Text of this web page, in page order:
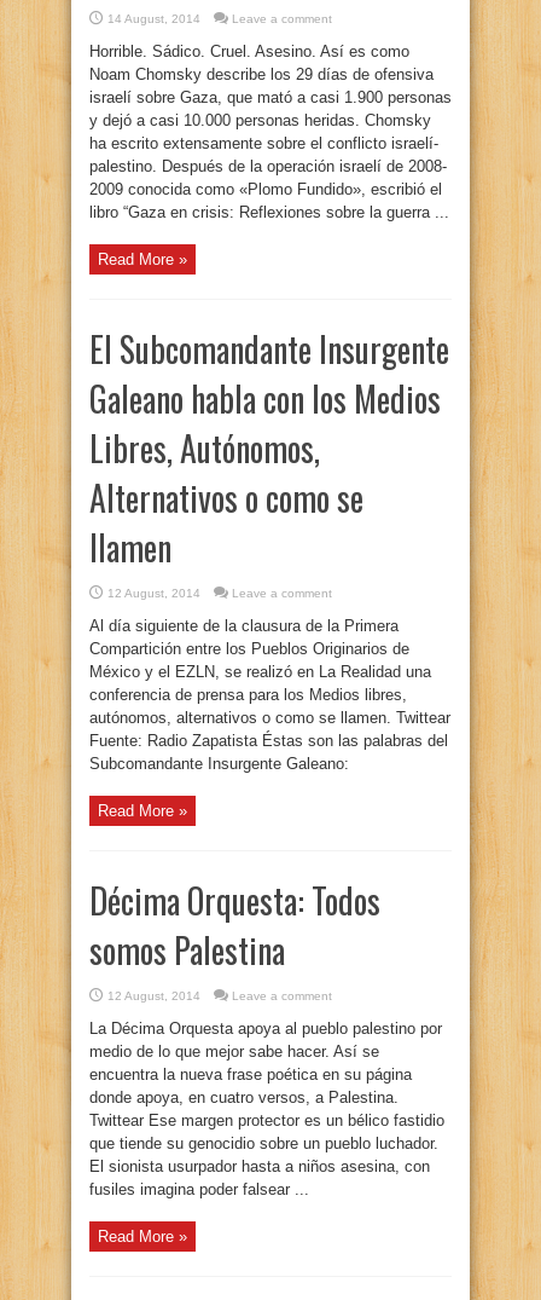
14 August, 2014 Leave a comment
Horrible. Sádico. Cruel. Asesino. Así es como
Noam Chomsky describe los 29 días de ofensiva
israelí sobre Gaza, que mató a casi 1.900 personas
y dejó a casi 10.000 personas heridas. Chomsky
ha escrito extensamente sobre el conflicto israelí-
palestino. Después de la operación israelí de 2008-
2009 conocida como «Plomo Fundido», escribió el
libro “Gaza en crisis: Reflexiones sobre la guerra ...
Read More »
El Subcomandante Insurgente
Galeano habla con los Medios
Libres, Autónomos,
Alternativos o como se
llamen
12 August, 2014 Leave a comment
Al día siguiente de la clausura de la Primera
Compartición entre los Pueblos Originarios de
México y el EZLN, se realizó en La Realidad una
conferencia de prensa para los Medios libres,
autónomos, alternativos o como se llamen. Twittear
Fuente: Radio Zapatista Éstas son las palabras del
Subcomandante Insurgente Galeano:
Read More »
Décima Orquesta: Todos
somos Palestina
12 August, 2014 Leave a comment
La Décima Orquesta apoya al pueblo palestino por
medio de lo que mejor sabe hacer. Así se
encuentra la nueva frase poética en su página
donde apoya, en cuatro versos, a Palestina.
Twittear Ese margen protector es un bélico fastidio
que tiende su genocidio sobre un pueblo luchador.
El sionista usurpador hasta a niños asesina, con
fusiles imagina poder falsear ...
Read More »